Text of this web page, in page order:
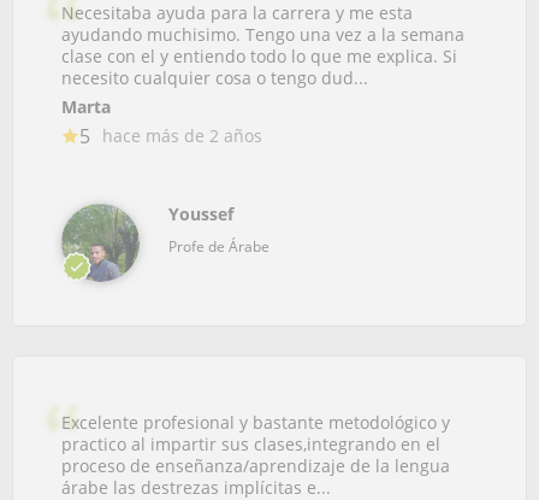
Necesitaba ayuda para la carrera y me esta
ayudando muchisimo. Tengo una vez a la semana
clase con el y entiendo todo lo que me explica. Si
necesito cualquier cosa o tengo dud...
Marta
5 hace más de 2 años
Youssef
Profe de Árabe
Excelente profesional y bastante metodológico y
practico al impartir sus clases,integrando en el
proceso de enseñanza/aprendizaje de la lengua
árabe las destrezas implícitas e...